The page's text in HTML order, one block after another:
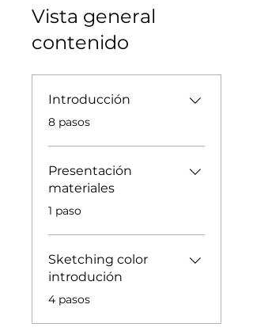
Vista general
contenido
Introducción
.8 pasos
Presentación
materiales
.1 paso
Sketching color
introdución
4 pasos